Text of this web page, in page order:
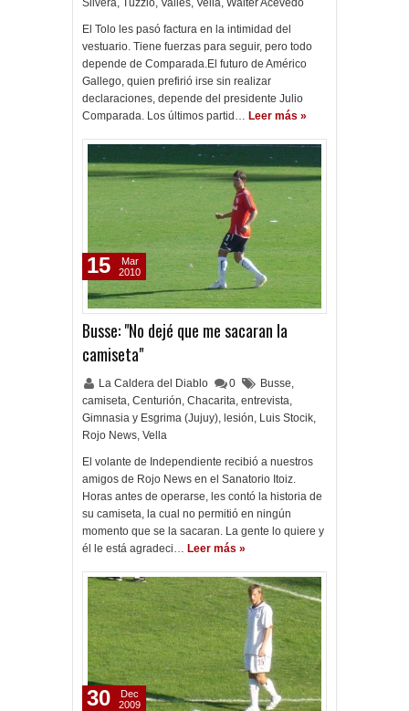
Silvera, Tuzzio, Vallés, Vella, Walter Acevedo
El Tolo les pasó factura en la intimidad del
vestuario. Tiene fuerzas para seguir, pero todo
depende de Comparada.El futuro de Américo
Gallego, quien prefirió irse sin realizar
declaraciones, depende del presidente Julio
Comparada. Los últimos partid… Leer más »
Busse: "No dejé que me sacaran la
camiseta"
La Caldera del Diablo 0 Busse,
camiseta, Centurión, Chacarita, entrevista,
Gimnasia y Esgrima (Jujuy), lesión, Luis Stocik,
Rojo News, Vella
El volante de Independiente recibió a nuestros
amigos de Rojo News en el Sanatorio Itoiz.
Horas antes de operarse, les contó la historia de
su camiseta, la cual no permitió en ningún
momento que se la sacaran. La gente lo quiere y
él le está agradeci… Leer más »
15
Mar
2010
30
Dec
2009